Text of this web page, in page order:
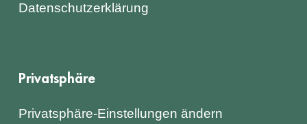
Datenschutzerklärung
Privatsphäre
Privatsphäre-Einstellungen ändern